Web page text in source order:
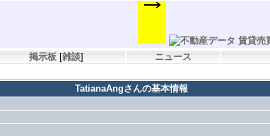
掲示板 [雑談] ニュース
TatianaAngさんの基本情報